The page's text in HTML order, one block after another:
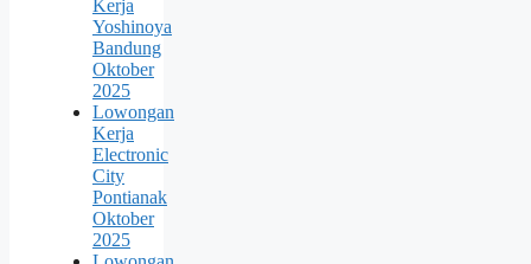
Kerja
Yoshinoya
Bandung
Oktober
2025
Lowongan
Kerja
Electronic
City
Pontianak
Oktober
2025